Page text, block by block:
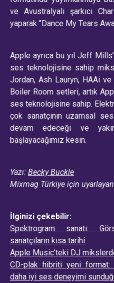
ve Avustralyalı şarkıcı
yaparak "Dance My Tears
Apple ayrıca bu yıl Jeff
ses teknolojisine sahip
Jordan, Ash Lauryn, HAAi ve
Boiler Room setleri, artık
ses teknolojisine sahip.
çok sanatçının uzamsal
devam edeceği ve
başlayacağımız kesin.
Yazı: Becky Buckle
Mixmag Türkiye için
İlginizi çekebilir:
Spektrogram sanatı:
sanatçıların kısa tarihi
Apple Music’teki DJ
CD-plak hibriti yeni
daha iyi ses deneyimi